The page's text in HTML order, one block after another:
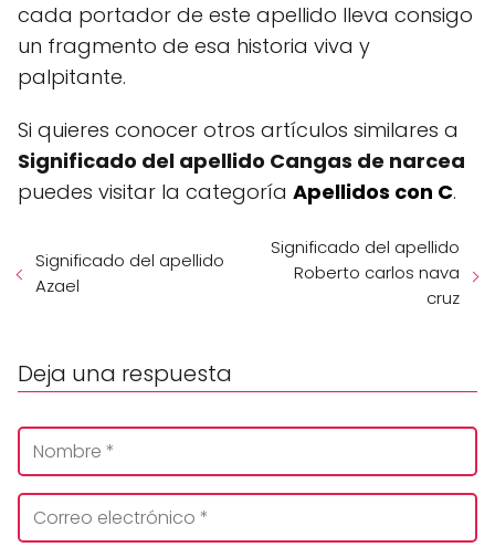
cada portador de este apellido lleva consigo
un fragmento de esa historia viva y
palpitante.
Si quieres conocer otros artículos similares a
Significado del apellido Cangas de narcea
puedes visitar la categoría Apellidos con C.
Significado del apellido
Azael
Significado del apellido
Roberto carlos nava
cruz
Deja una respuesta